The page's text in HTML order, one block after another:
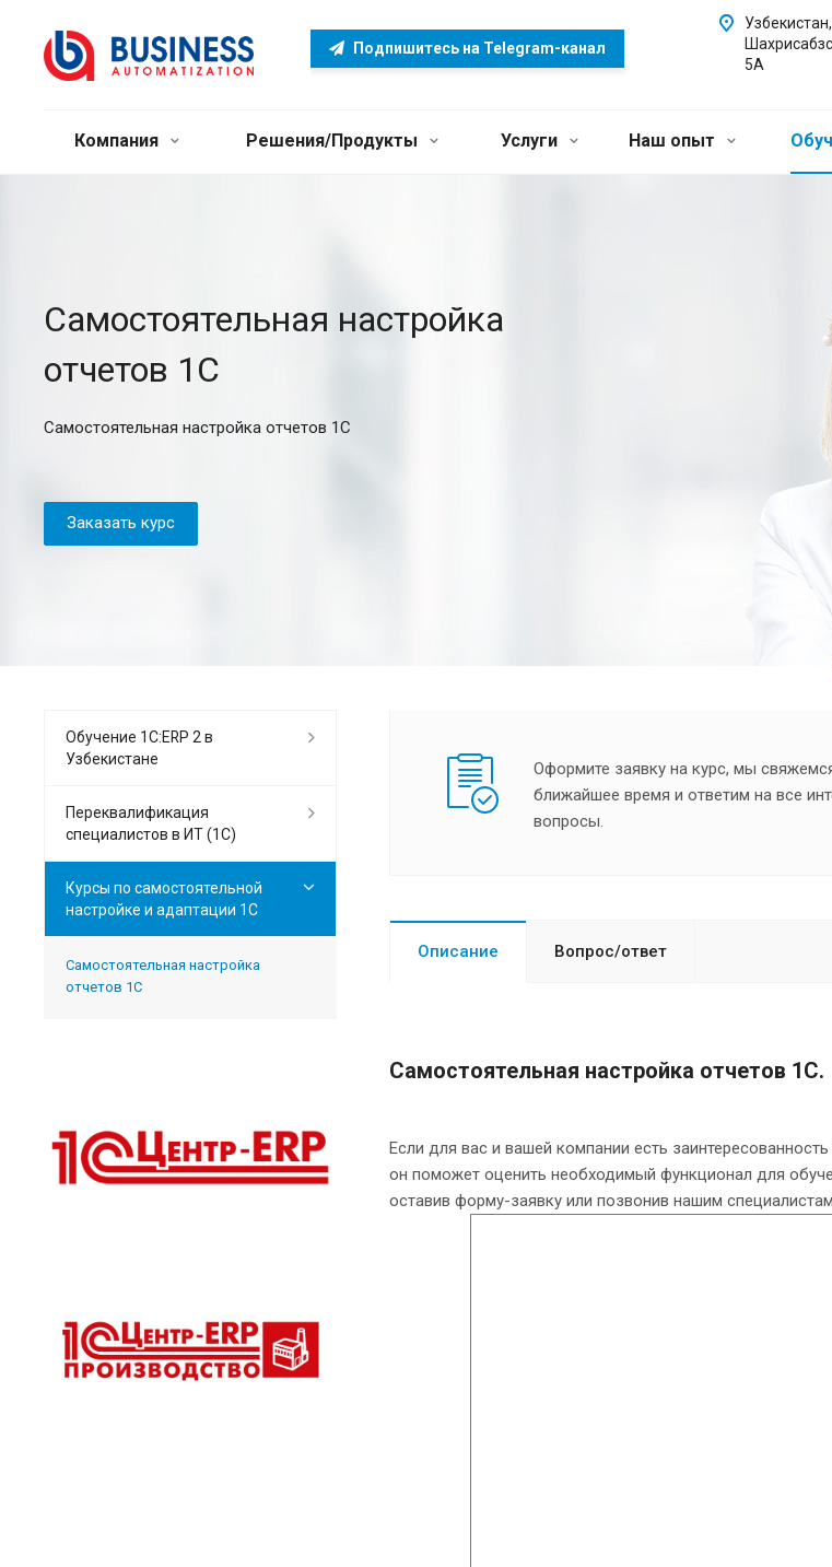
Подпишитесь на Telegram-канал
5А
Компания Решения/Продукты Услуги Наш опыт
Самостоятельная настройка
отчетов 1С
Самостоятельная настройка отчетов 1С
Заказать курс
Оформите заявку на курс, мы
ближайшее время и ответим на все
вопросы.
Описание Вопрос/ответ
Самостоятельная настройка отчетов 1С.
Если для вас и вашей компании есть
он поможет оценить необходимый функционал для
оставив форму-заявку или позвонив нашим специалистам
Обучение 1С:ERP 2 в
Узбекистане
Переквалификация
специалистов в ИТ (1C)
Курсы по самостоятельной
настройке и адаптации 1С
Самостоятельная настройка
отчетов 1С